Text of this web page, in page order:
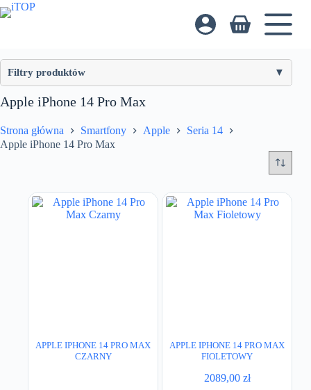
Przejdź
do
Koszyk
Apple iPhone 14 Pro Max
Strona główna Smartfony Apple
Seria 14
Apple iPhone 14 Pro Max
APPLE IPHONE 14 PRO MAX
CZARNY
APPLE IPHONE 14 PRO MAX
FIOLETOWY
2089,00 zł
Filtry produktów
Cena